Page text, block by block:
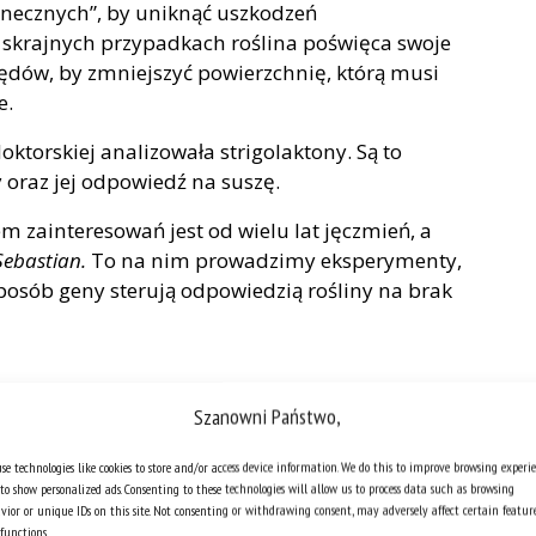
Szanowni Państwo,
technologies like cookies to store and/or access device information. We do this to improve browsing
show personalized ads. Consenting to these technologies will allow us to process data such as browsing
or unique IDs on this site. Not consenting or withdrawing consent, may adversely affect certain
by uniknąć uszkodzeń
przypadkach roślina poświęca swoje
by zmniejszyć powierzchnię, którą musi
analizowała strigolaktony. Są to
jej odpowiedź na suszę.
zainteresowań jest od wielu lat jęczmień, a
To na nim prowadzimy eksperymenty,
geny sterują odpowiedzią rośliny na brak